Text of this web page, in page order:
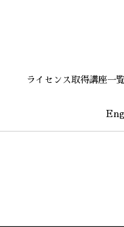
ライセンス取得講座一